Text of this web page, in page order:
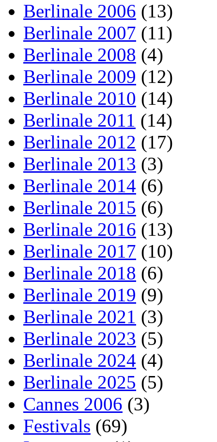
Berlinale 2006 (13)
Berlinale 2007 (11)
Berlinale 2008 (4)
Berlinale 2009 (12)
Berlinale 2010 (14)
Berlinale 2011 (14)
Berlinale 2012 (17)
Berlinale 2013 (3)
Berlinale 2014 (6)
Berlinale 2015 (6)
Berlinale 2016 (13)
Berlinale 2017 (10)
Berlinale 2018 (6)
Berlinale 2019 (9)
Berlinale 2021 (3)
Berlinale 2023 (5)
Berlinale 2024 (4)
Berlinale 2025 (5)
Cannes 2006 (3)
Festivals (69)